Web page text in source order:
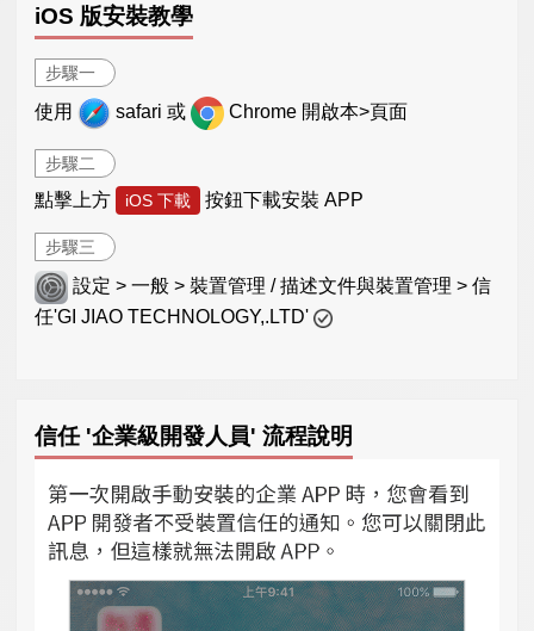
iOS 版安裝教學
步驟一
使用 safari 或 Chrome 開啟本>頁面
步驟二
點擊上方 iOS 下載 按鈕下載安裝 APP
步驟三
設定 > 一般 > 裝置管理 / 描述文件與裝置管理 > 信
任'GI JIAO TECHNOLOGY,.LTD'
信任 '企業級開發人員' 流程說明